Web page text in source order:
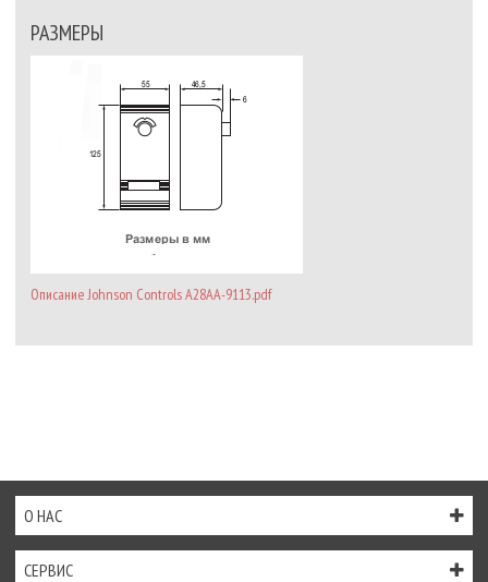
РАЗМЕРЫ
Описание Johnson Controls A28AA-9113.pdf
О НАС
СЕРВИС